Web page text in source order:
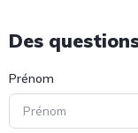
Des
Prénom